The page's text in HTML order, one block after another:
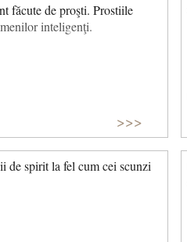
făcute de proşti. Prostiile
inteligenţi.
>>>
de spirit la fel cum cei scunzi